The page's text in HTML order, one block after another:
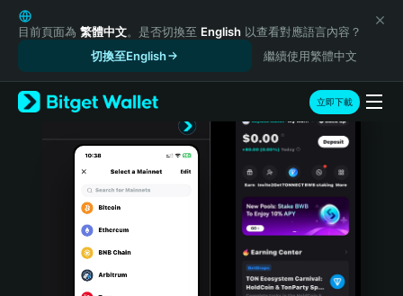
English
日本語
Русский
Español (Latinoamérica)
Türkçe
Português (Portugal)
Bahasa Indonesia
目前頁面為 繁體中文。是否切換至 English 以查看對應語言內容？
切換至English
繼續使用繁體中文
立即下載